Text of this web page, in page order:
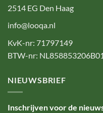
2514 EG Den Haag
info@looqa.nl
KvK-nr: 71797149
BTW-nr: NL858853206B01
NIEUWSBRIEF
Inschrijven voor de